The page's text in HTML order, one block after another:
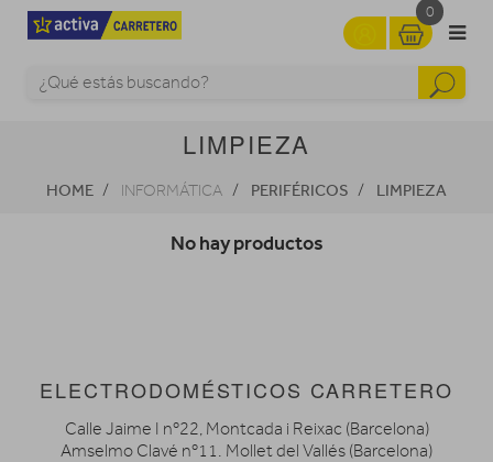
0
LIMPIEZA
HOME INFORMÁTICA PERIFÉRICOS LIMPIEZA
No hay productos
ELECTRODOMÉSTICOS CARRETERO
Calle Jaime I nº22, Montcada i Reixac (Barcelona)
Amselmo Clavé nº11. Mollet del Vallés (Barcelona)